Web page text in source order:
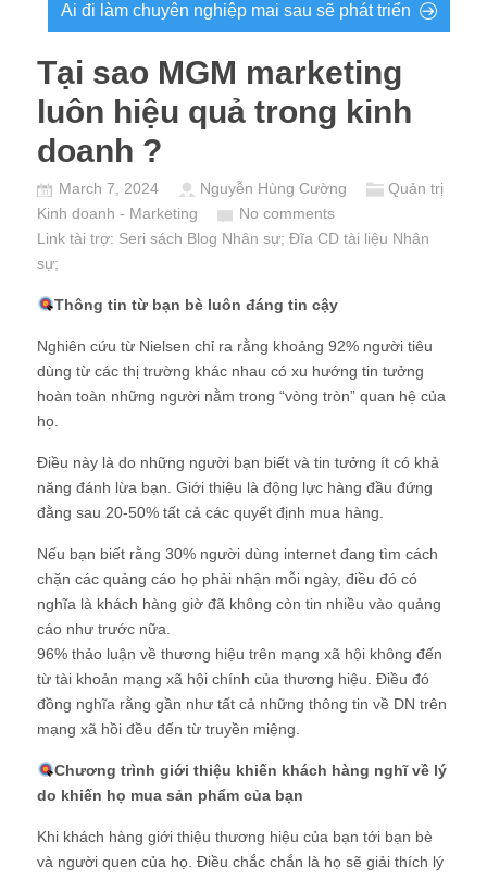
Ai đi làm chuyên nghiệp mai sau sẽ phát triển
Tại sao MGM marketing
luôn hiệu quả trong kinh
doanh ?
March 7, 2024 Nguyễn Hùng Cường
Quản trị
Kinh doanh - Marketing
No comments
Link tài trợ: Seri sách Blog Nhân sự; Đĩa CD tài liệu Nhân
sự;
Thông tin từ bạn bè luôn đáng tin cậy
Nghiên cứu từ Nielsen chỉ ra rằng khoảng 92% người tiêu
dùng từ các thị trường khác nhau có xu hướng tin tưởng
hoàn toàn những người nằm trong “vòng tròn” quan hệ của
họ.
Điều này là do những người bạn biết và tin tưởng ít có khả
năng đánh lừa bạn. Giới thiệu là động lực hàng đầu đứng
đằng sau 20-50% tất cả các quyết định mua hàng.
Nếu bạn biết rằng 30% người dùng internet đang tìm cách
chặn các quảng cáo họ phải nhận mỗi ngày, điều đó có
nghĩa là khách hàng giờ đã không còn tin nhiều vào quảng
cáo như trước nữa.
96% thảo luận về thương hiệu trên mạng xã hội không đến
từ tài khoản mạng xã hội chính của thương hiệu. Điều đó
đồng nghĩa rằng gần như tất cả những thông tin về DN trên
mạng xã hồi đều đến từ truyền miệng.
Chương trình giới thiệu khiến khách hàng nghĩ về lý
do khiến họ mua sản phẩm của bạn
Khi khách hàng giới thiệu thương hiệu của bạn tới bạn bè
và người quen của họ. Điều chắc chắn là họ sẽ giải thích lý